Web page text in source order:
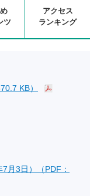
ツ
アクセス
ランキング
KB）
月3日）（PDF：